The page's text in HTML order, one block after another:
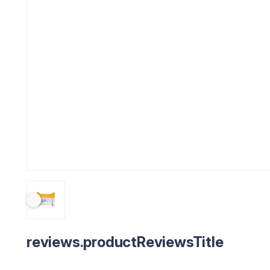
reviews.productReviewsTitle